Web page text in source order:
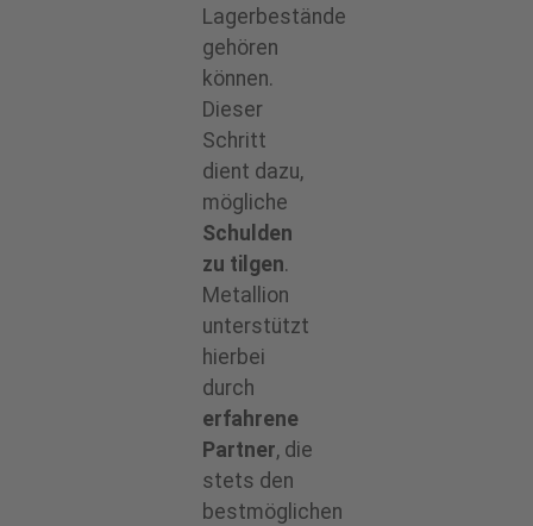
Lagerbestände
gehören
können.
Dieser
Schritt
dient dazu,
mögliche
Schulden
zu tilgen.
Metallion
unterstützt
hierbei
durch
erfahrene
Partner, die
stets den
bestmöglichen